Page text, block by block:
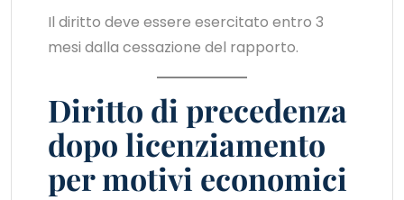
Il diritto deve essere esercitato entro 3
mesi dalla cessazione del rapporto.
Diritto di precedenza
dopo licenziamento
per motivi economici